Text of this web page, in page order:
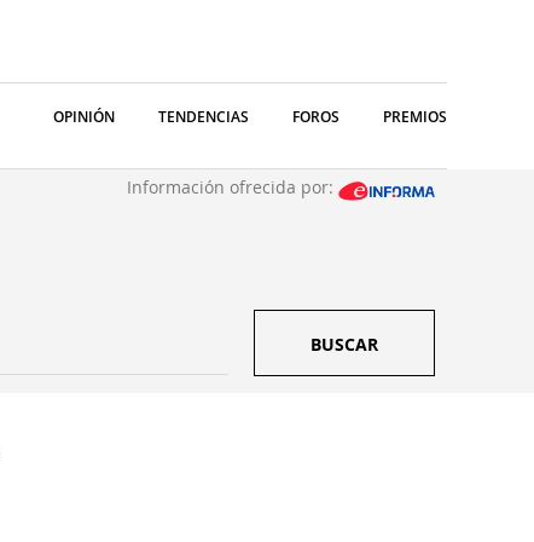
OPINIÓN TENDENCIAS FOROS PREMIOS
Información ofrecida por:
BUSCAR